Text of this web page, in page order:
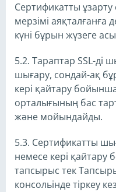
Сертификатты
мерзімі аяқталғанға
күні бұрын жүзеге
5.2. Тараптар SSL-ді
шығару, сондай-ақ
кері қайтару
орталығының бас
және мойындайды.
5.3. Сертификатты
немесе кері
тапсырыс тек
консольінде тіркеу